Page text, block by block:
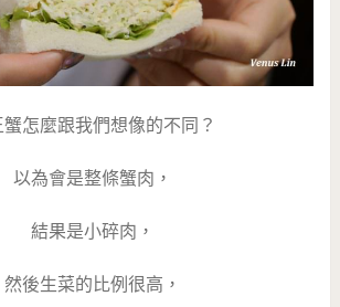
蟹怎麼跟我們想像的不同？
以為會是整條蟹肉，
結果是小碎肉，
然後生菜的比例很高，